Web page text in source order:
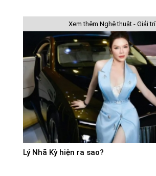
Xem thêm Nghệ thuật - Giải trí
Lý Nhã Kỳ hiện ra sao?